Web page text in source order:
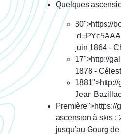
Quelques
30">https://
juin 1864 -
17">http://
1878 -
1881">http://
Jean
Première">https://
ascension à skis :
jusqu’au Gourg